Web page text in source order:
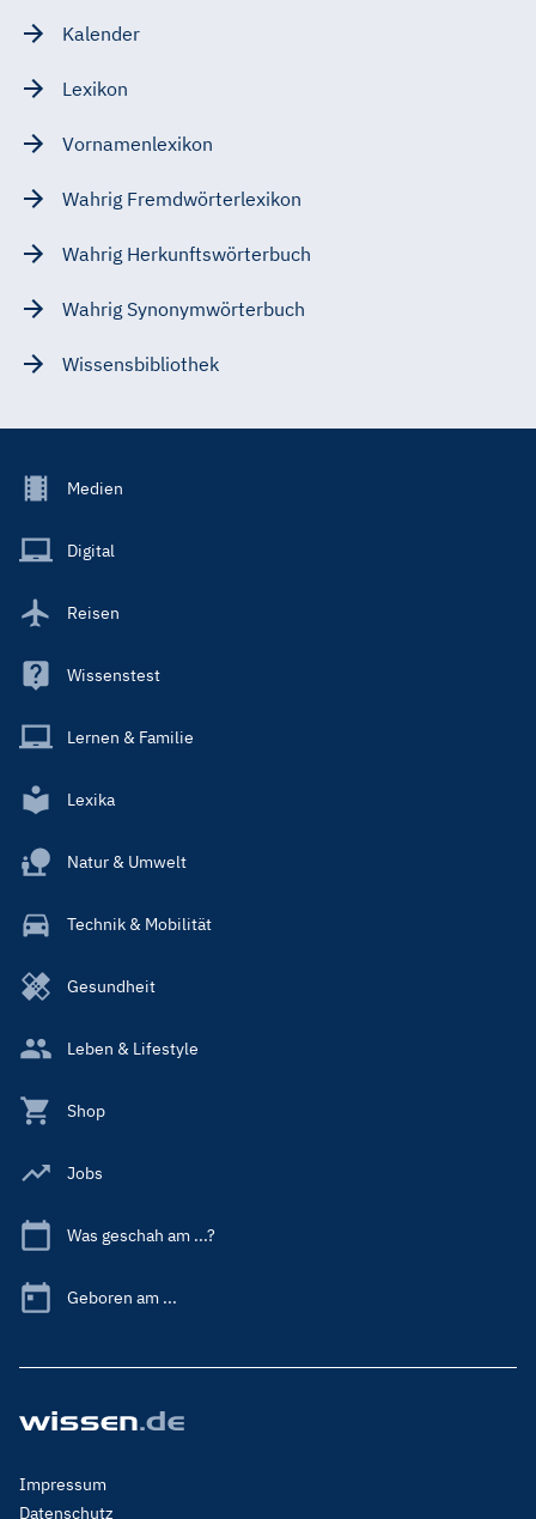
Kalender
Lexikon
Vornamenlexikon
Wahrig Fremdwörterlexikon
Wahrig Herkunftswörterbuch
Wahrig Synonymwörterbuch
Wissensbibliothek
Footer
Main
Medien
Digital
Reisen
Wissenstest
Lernen & Familie
Lexika
Natur & Umwelt
Technik & Mobilität
Gesundheit
Leben & Lifestyle
Shop
Jobs
Was geschah am ...?
Geboren am ...
Footer
Menu
Impressum
Datenschutz